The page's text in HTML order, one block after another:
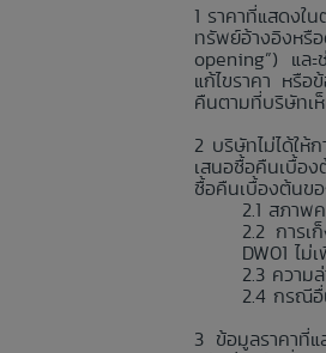
ราคาที่แสดงใ
ทรัพย์อ้างอิงหรื
opening”) แล
แก้ไขราคา หรือ
คืนตามที่บริษัทเ
บริษัทไม่ได้ให้
เสนอซื้อคืนเบื้อ
ซื้อคืนเบื้องต้นข
สภาพ
การเ
DW01 ไ
ความ
กรณีอื่
ข้อมูลราคาที่